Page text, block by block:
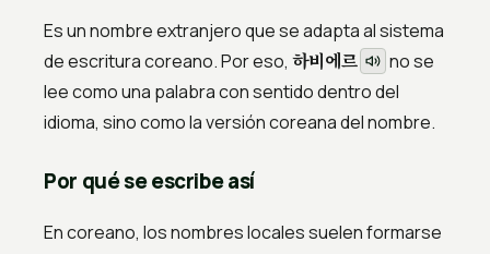
Es un nombre extranjero que se adapta al sistema
de escritura coreano. Por eso, 하비에르
no se
lee como una palabra con sentido dentro del
idioma, sino como la versión coreana del nombre.
Por qué se escribe así
En coreano, los nombres locales suelen formarse